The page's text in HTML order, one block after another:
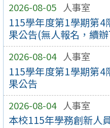
2026-08-05 人事室
115學年度第1學期第4
果公告(無人報名，續
2026-08-04 人事室
115學年度第1學期第4
果公告
2026-08-04 人事室
本校115年學務創新人